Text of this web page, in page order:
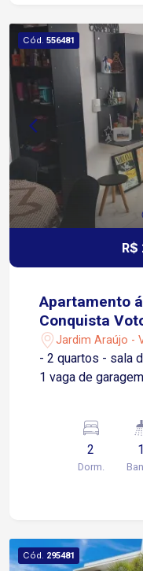
Móveis
Sistema de água
Sistema de alta
Fundo para área
Sem vizinhos de
direito Condomínio Alphaville Nova Esplanada I
conta com:
Controle de acesso Infraestrutura completa Fácil
acesso à Rodovia
Shopping Iguatemi
Cód. 556481
Apartamento
Conquista
Jardim Araújo -
- 2 quartos - sala de estar - cozinha - lavanderia -
1 vaga de
2
Dorm.
1
Cód. 295481